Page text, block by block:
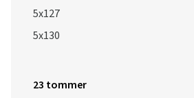
5x127
5x130
23 tommer